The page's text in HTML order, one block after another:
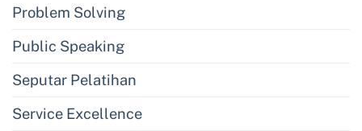
Problem Solving
Public Speaking
Seputar Pelatihan
Service Excellence